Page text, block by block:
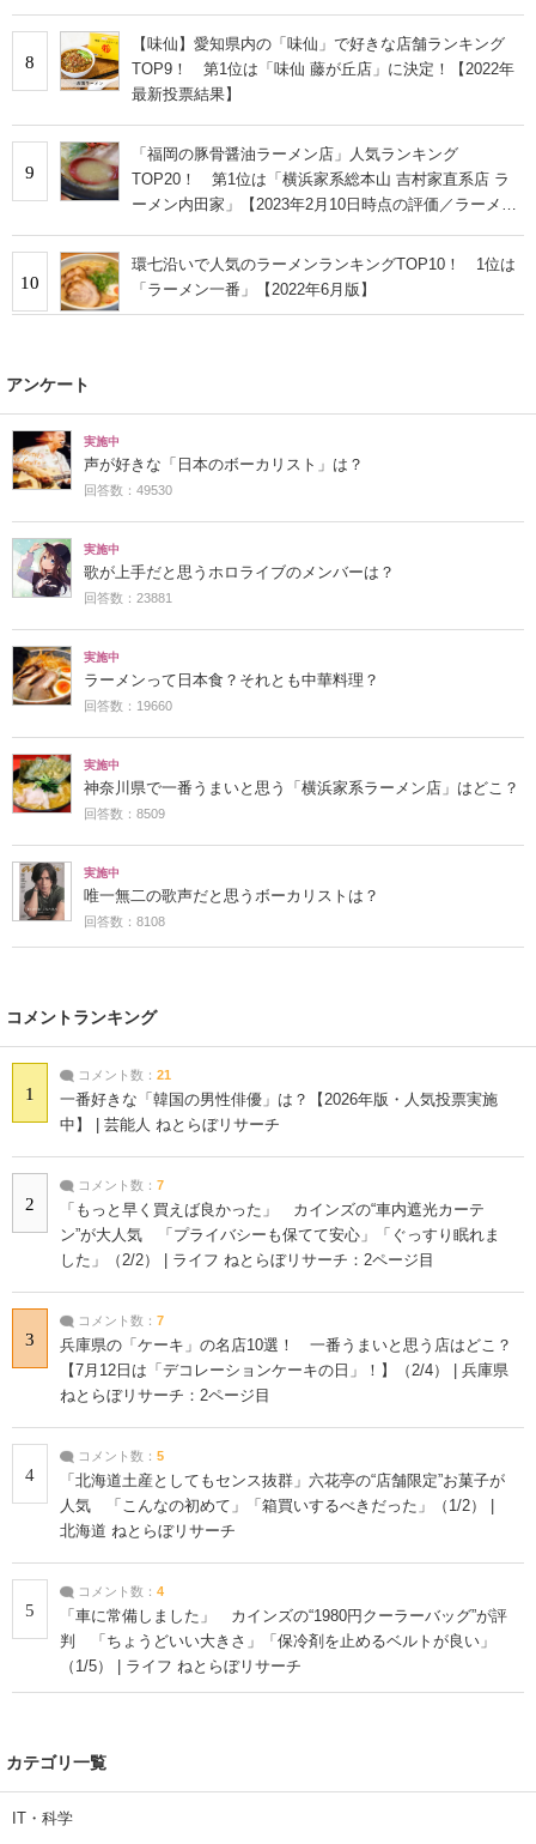
8
【味仙】愛知県内の「味仙」で好きな店舗ランキング
TOP9！ 第1位は「味仙 藤が丘店」に決定！【2022年
最新投票結果】
9
「福岡の豚骨醤油ラーメン店」人気ランキング
TOP20！ 第1位は「横浜家系総本山 吉村家直系店 ラ
ーメン内田家」【2023年2月10日時点の評価／ラーメン
10
環七沿いで人気のラーメンランキングTOP10！ 1位は
「ラーメン一番」【2022年6月版】
アンケート
実施中
声が好きな「日本のボーカリスト」は？
回答数：49530
実施中
歌が上手だと思うホロライブのメンバーは？
回答数：23881
実施中
ラーメンって日本食？それとも中華料理？
回答数：19660
実施中
神奈川県で一番うまいと思う「横浜家系ラーメン店」はどこ？
回答数：8509
実施中
唯一無二の歌声だと思うボーカリストは？
回答数：8108
コメントランキング
1
コメント数： 21
一番好きな「韓国の男性俳優」は？【2026年版・人気投票実施
中】 | 芸能人 ねとらぼリサーチ
2
コメント数： 7
「もっと早く買えば良かった」 カインズの“車内遮光カーテ
ン”が大人気 「プライバシーも保てて安心」「ぐっすり眠れま
した」（2/2） | ライフ ねとらぼリサーチ：2ページ目
3
コメント数： 7
兵庫県の「ケーキ」の名店10選！ 一番うまいと思う店はどこ？
【7月12日は「デコレーションケーキの日」！】（2/4） | 兵庫県
ねとらぼリサーチ：2ページ目
4
コメント数： 5
「北海道土産としてもセンス抜群」六花亭の“店舗限定”お菓子が
人気 「こんなの初めて」「箱買いするべきだった」（1/2） |
北海道 ねとらぼリサーチ
5
コメント数： 4
「車に常備しました」 カインズの“1980円クーラーバッグ”が評
判 「ちょうどいい大きさ」「保冷剤を止めるベルトが良い」
（1/5） | ライフ ねとらぼリサーチ
カテゴリ一覧
IT・科学